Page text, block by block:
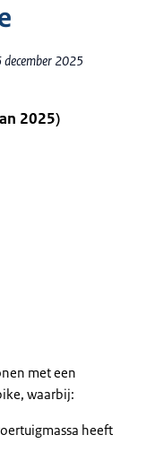
december 2025
2025)
met een
waarbij:
heeft